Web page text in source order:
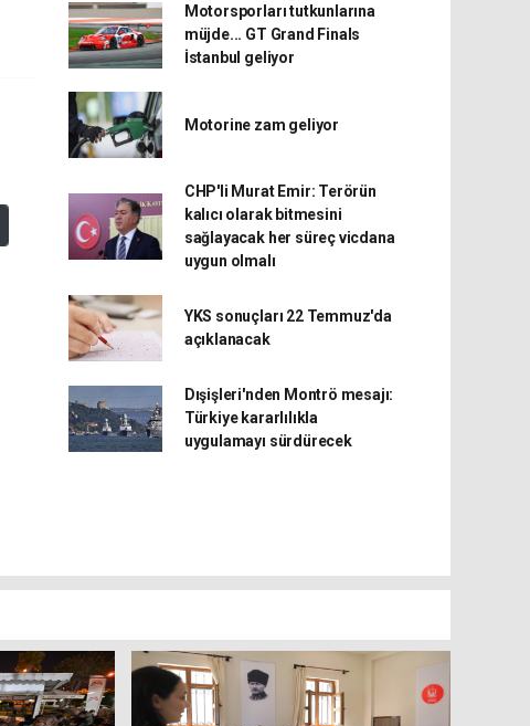
Motorsporları tutkunlarına
müjde... GT Grand Finals
İstanbul geliyor
Motorine zam geliyor
CHP'li Murat Emir: Terörün
kalıcı olarak bitmesini
sağlayacak her süreç vicdana
uygun olmalı
YKS sonuçları 22 Temmuz'da
açıklanacak
Dışişleri'nden Montrö mesajı:
Türkiye kararlılıkla
uygulamayı sürdürecek